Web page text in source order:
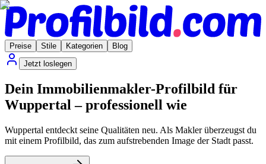
Preise Stile Kategorien
Blog
Jetzt loslegen
Dein Immobilienmakler-Profilbild für
Wuppertal – professionell wie
Wuppertal entdeckt seine Qualitäten neu. Als Makler überzeugst du
mit einem Profilbild, das zum aufstrebenden Image der Stadt passt.